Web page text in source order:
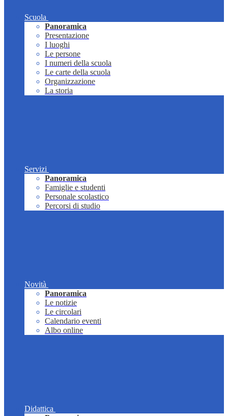
Scuola
Panoramica
Presentazione
I luoghi
Le persone
I numeri della scuola
Le carte della scuola
Organizzazione
La storia
Servizi
Panoramica
Famiglie e studenti
Personale scolastico
Percorsi di studio
Novità
Panoramica
Le notizie
Le circolari
Calendario eventi
Albo online
Didattica